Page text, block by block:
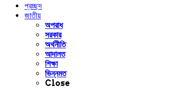
প্রচ্ছদ
জাতীয়
অপরাধ
সরকার
অর্থনীতি
আদালত
শিক্ষা
ভিন্নমত
Close